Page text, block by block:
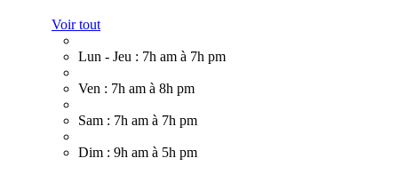
Voir tout
Lun - Jeu : 7h am à 7h pm
Ven : 7h am à 8h pm
Sam : 7h am à 7h pm
Dim : 9h am à 5h pm